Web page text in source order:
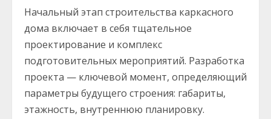
Начальный этап строительства каркасного
дома включает в себя тщательное
проектирование и комплекс
подготовительных мероприятий. Разработка
проекта — ключевой момент, определяющий
параметры будущего строения: габариты,
этажность, внутреннюю планировку.